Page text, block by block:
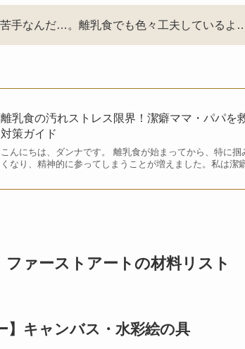
手なんだ…。離乳食でも色々工夫しているよ…
離乳食の汚れストレス限界！潔癖ママ・パパを
対策ガイド
こんにちは、ダンナです。 離乳食が始まってから、特に
くなり、精神的に参ってしまうことが増えました。私は
ァーストアートの材料リスト
】キャンバス・水彩絵の具